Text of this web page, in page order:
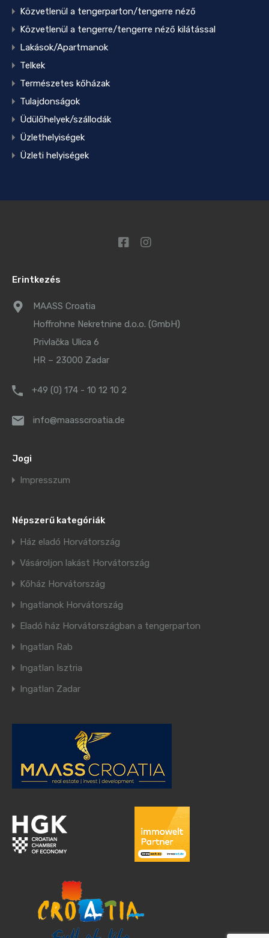
Közvetlenül a tengerparton/tengerre néző
Közvetlenül a tengerre/tengerre néző kilátással
Lakások/Apartmanok
Telkek
Természetes kőházak
Tulajdonságok
Üdülőhelyek/szállodák
Üzlethelyiségek
Üzleti helyiségek
Erintkezés
MAASS Croatia
Hoffrohne Nekretnine d.o.o. (GmbH)
Privlačka Ulica 6
HR – 23000 Zadar
+49 (0) 174 - 10 12 10 2
info@maasscroatia.de
Jogi
Impresszum
Népszerű kategóriák
Ház eladó Horvátország
Vásároljon lakást Horvátország
Kőház Horvátország
Ingatlanok Horvátország
Eladó ház Horvátországban a tengerparton
Ingatlan Rab
Ingatlan Isztria
Ingatlan Zadar